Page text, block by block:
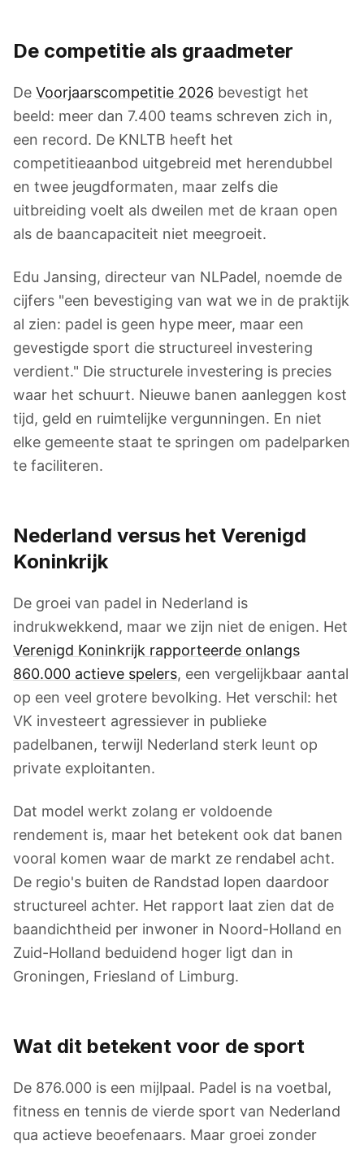
De competitie als graadmeter
De Voorjaarscompetitie 2026 bevestigt het
beeld: meer dan 7.400 teams schreven zich in,
een record. De KNLTB heeft het
competitieaanbod uitgebreid met herendubbel
en twee jeugdformaten, maar zelfs die
uitbreiding voelt als dweilen met de kraan open
als de baancapaciteit niet meegroeit.
Edu Jansing, directeur van NLPadel, noemde de
cijfers "een bevestiging van wat we in de praktijk
al zien: padel is geen hype meer, maar een
gevestigde sport die structureel investering
verdient." Die structurele investering is precies
waar het schuurt. Nieuwe banen aanleggen kost
tijd, geld en ruimtelijke vergunningen. En niet
elke gemeente staat te springen om padelparken
te faciliteren.
Nederland versus het Verenigd
Koninkrijk
De groei van padel in Nederland is
indrukwekkend, maar we zijn niet de enigen. Het
Verenigd Koninkrijk rapporteerde onlangs
860.000 actieve spelers, een vergelijkbaar aantal
op een veel grotere bevolking. Het verschil: het
VK investeert agressiever in publieke
padelbanen, terwijl Nederland sterk leunt op
private exploitanten.
Dat model werkt zolang er voldoende
rendement is, maar het betekent ook dat banen
vooral komen waar de markt ze rendabel acht.
De regio's buiten de Randstad lopen daardoor
structureel achter. Het rapport laat zien dat de
baandichtheid per inwoner in Noord-Holland en
Zuid-Holland beduidend hoger ligt dan in
Groningen, Friesland of Limburg.
Wat dit betekent voor de sport
De 876.000 is een mijlpaal. Padel is na voetbal,
fitness en tennis de vierde sport van Nederland
qua actieve beoefenaars. Maar groei zonder